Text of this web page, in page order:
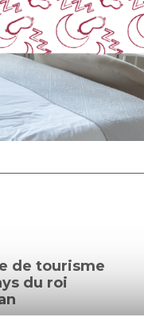
de tourisme
du roi